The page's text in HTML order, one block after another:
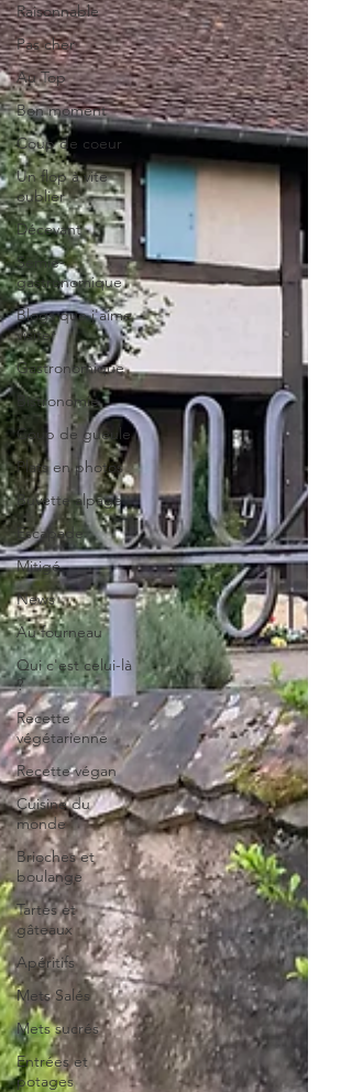
Raisonnable
Pas cher
Au Top
Bon moment
Coup de coeur
Un flop à vite
oublier
Décevant
Semie-
gastronomique
Blogs que j'aime
visiter
Gastronomique
Bistronomie
Coup de gueule
Plats en photos
Buvette alpage
Escapade
Mitigé
News
Au fourneau
Qui c'est celui-là
?
Recette
végétarienne
Recette végan
Cuisine du
monde
Brioches et
boulange
Tartes et
gâteaux
Apéritifs
Mets Salés
Mets sucrés
Entrées et
potages